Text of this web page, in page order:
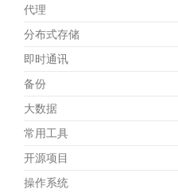
代理
分布式存储
即时通讯
备份
大数据
常用工具
开源项目
操作系统